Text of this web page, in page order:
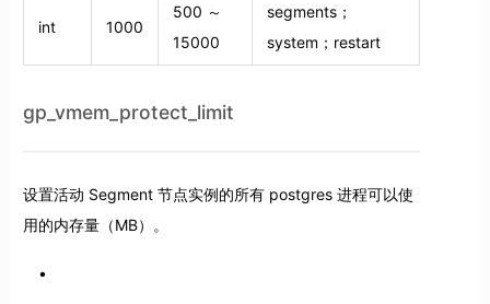
int 1000
500 ～
15000
segments；
system；restart
gp_vmem_protect_limit
设置活动 Segment 节点实例的所有 postgres 进程可以使
用的内存量（MB）。